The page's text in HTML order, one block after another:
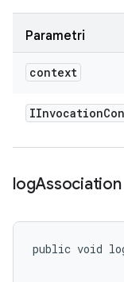
Parametri
context
IInvocation
logAssociation
public void